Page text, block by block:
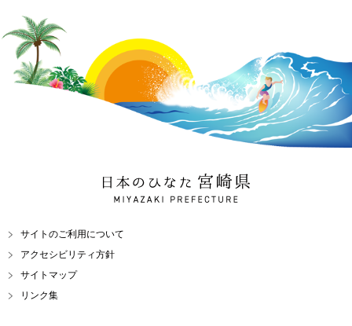
日本のひなた 宮崎県
MIYAZAKI PREFECTURE
サイトのご利用について
アクセシビリティ方針
サイトマップ
リンク集